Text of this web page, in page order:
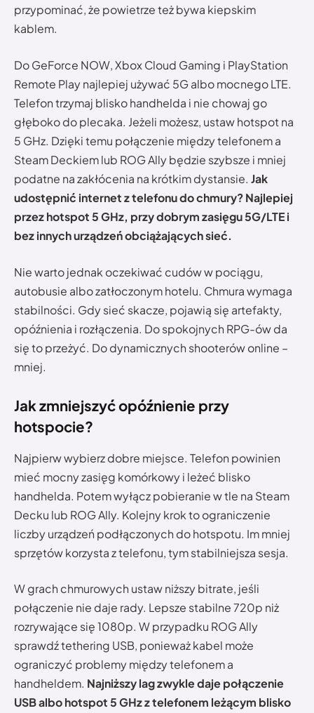
przypominać, że powietrze też bywa kiepskim
kablem.
Do GeForce NOW, Xbox Cloud Gaming i PlayStation
Remote Play najlepiej używać 5G albo mocnego LTE.
Telefon trzymaj blisko handhelda i nie chowaj go
głęboko do plecaka. Jeżeli możesz, ustaw hotspot na
5 GHz. Dzięki temu połączenie między telefonem a
Steam Deckiem lub ROG Ally będzie szybsze i mniej
podatne na zakłócenia na krótkim dystansie. Jak
udostępnić internet z telefonu do chmury? Najlepiej
przez hotspot 5 GHz, przy dobrym zasięgu 5G/LTE i
bez innych urządzeń obciążających sieć.
Nie warto jednak oczekiwać cudów w pociągu,
autobusie albo zatłoczonym hotelu. Chmura wymaga
stabilności. Gdy sieć skacze, pojawią się artefakty,
opóźnienia i rozłączenia. Do spokojnych RPG-ów da
się to przeżyć. Do dynamicznych shooterów online –
mniej.
Jak zmniejszyć opóźnienie przy
hotspocie?
Najpierw wybierz dobre miejsce. Telefon powinien
mieć mocny zasięg komórkowy i leżeć blisko
handhelda. Potem wyłącz pobieranie w tle na Steam
Decku lub ROG Ally. Kolejny krok to ograniczenie
liczby urządzeń podłączonych do hotspotu. Im mniej
sprzętów korzysta z telefonu, tym stabilniejsza sesja.
W grach chmurowych ustaw niższy bitrate, jeśli
połączenie nie daje rady. Lepsze stabilne 720p niż
rozrywające się 1080p. W przypadku ROG Ally
sprawdź tethering USB, ponieważ kabel może
ograniczyć problemy między telefonem a
handheldem. Najniższy lag zwykle daje połączenie
USB albo hotspot 5 GHz z telefonem leżącym blisko